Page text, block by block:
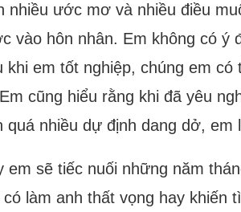
ước mơ và nhiều điều
hôn nhân. Em không có ý
em tốt nghiệp, chúng em
cũng hiểu rằng khi đã yêu
nhiều dự định dang dở, em
sẽ tiếc nuối những năm
làm anh thất vọng hay khiến